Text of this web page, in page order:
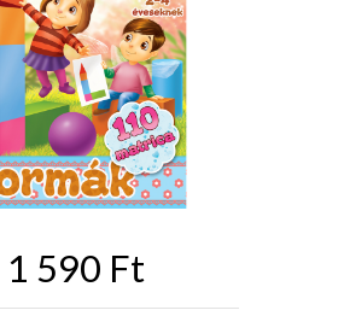
1 590 Ft